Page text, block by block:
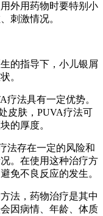
外用药物时要特别小
刺激情况。
的指导下，小儿银屑
。
疗法具有一定优势。
皮肤，PUVA疗法可
的厚度。
法存在一定的风险和
。在使用这种治疗方
免不良反应的发生。
法，药物治疗是其中
因病情、年龄、体质